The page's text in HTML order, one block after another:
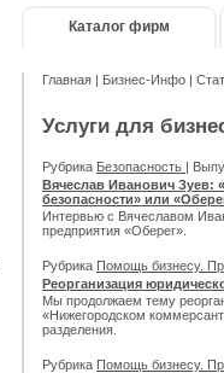
Каталог фирм
Главная | Бизнес-Инфо |
Услуги для
Рубрика Безопасность |
Вячеслав Иванович Зуев:
безопасности» или
Интервью с Вячеславом
предприятия «Оберег».
Рубрика Помощь бизнесу.
Реорганизация
Мы продолжаем тему
«Нижегородском
разделения.
Рубрика Помощь бизнесу.